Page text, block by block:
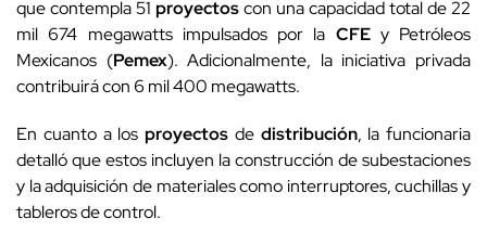
que contempla 51 proyectoscon una capacidad total de 22
mil 674 megawatts impulsados por la CFEy Petróleos
Mexicanos (Pemex). Adicionalmente, la iniciativa privada
contribuirá con 6 mil 400 megawatts.
En cuanto a los proyectos de distribución, la funcionaria
detalló que estos incluyen la construcción de subestaciones
y la adquisición de materiales como interruptores, cuchillas y
tableros de control.